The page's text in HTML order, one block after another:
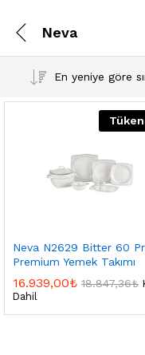
Neva
Neva N2629 Bitter 60
Premium Yemek Takımı
16.939,00₺ 18.847,36₺
Dahil